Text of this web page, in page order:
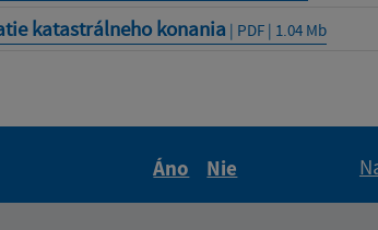
katastrálneho konania | PDF | 1.04 Mb
Áno
Nie